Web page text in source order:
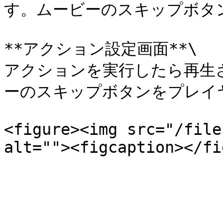
す。ムービーのスキップボ
**アクション設定画面**\
アクションを実行したら再
ーのスキップボタンをプレ
<figure><img src="/files/